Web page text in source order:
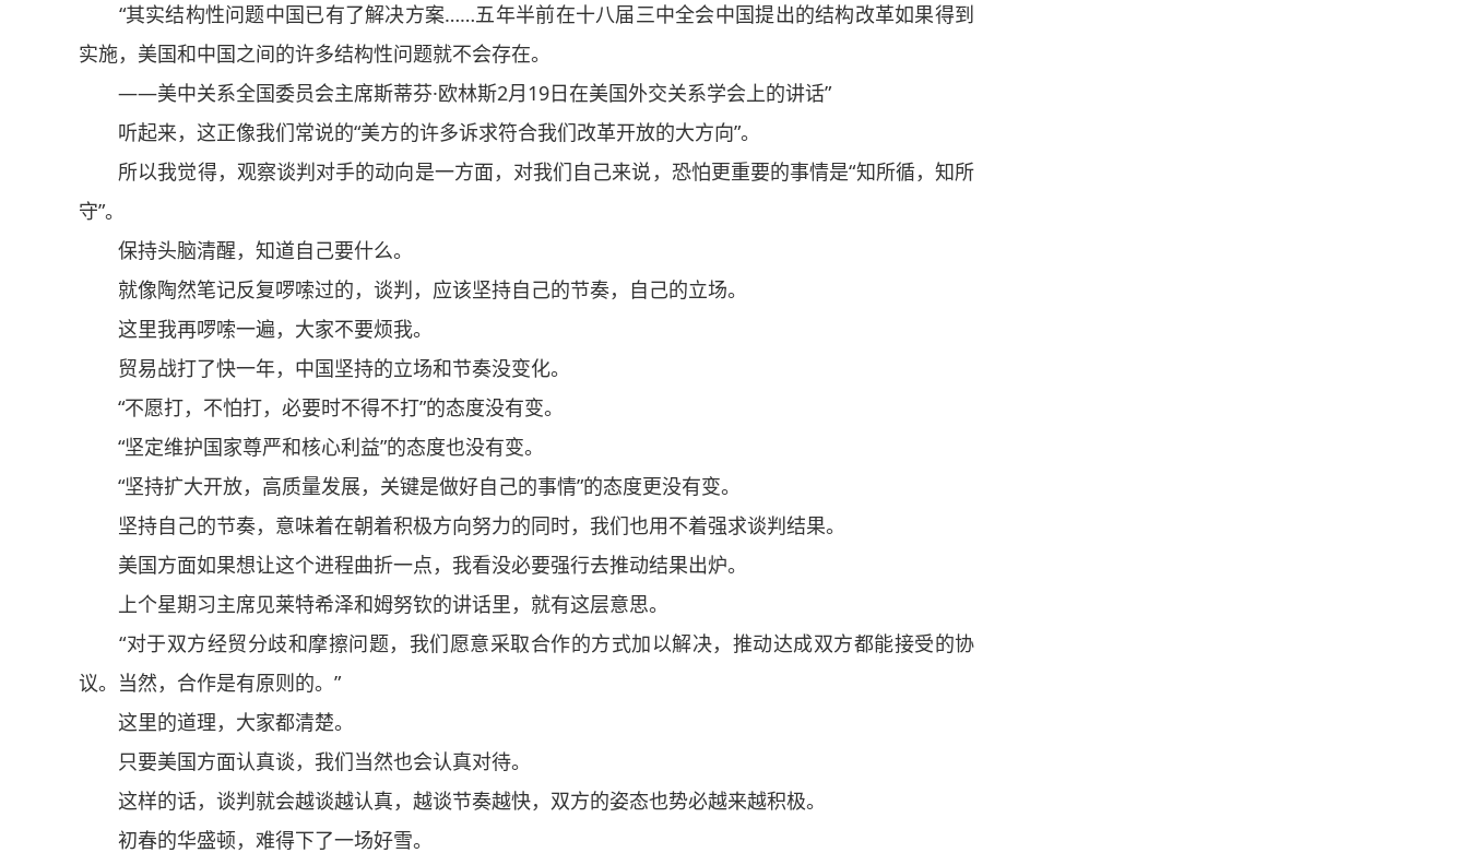
“其实结构性问题中国已有了解决方案……五年半前在十八届三中全会中国提出的结构改革如果得到
实施，美国和中国之间的许多结构性问题就不会存在。
——美中关系全国委员会主席斯蒂芬·欧林斯2月19日在美国外交关系学会上的讲话”
听起来，这正像我们常说的“美方的许多诉求符合我们改革开放的大方向”。
所以我觉得，观察谈判对手的动向是一方面，对我们自己来说，恐怕更重要的事情是“知所循，知所
守”。
保持头脑清醒，知道自己要什么。
就像陶然笔记反复啰嗦过的，谈判，应该坚持自己的节奏，自己的立场。
这里我再啰嗦一遍，大家不要烦我。
贸易战打了快一年，中国坚持的立场和节奏没变化。
“不愿打，不怕打，必要时不得不打”的态度没有变。
“坚定维护国家尊严和核心利益”的态度也没有变。
“坚持扩大开放，高质量发展，关键是做好自己的事情”的态度更没有变。
坚持自己的节奏，意味着在朝着积极方向努力的同时，我们也用不着强求谈判结果。
美国方面如果想让这个进程曲折一点，我看没必要强行去推动结果出炉。
上个星期习主席见莱特希泽和姆努钦的讲话里，就有这层意思。
“对于双方经贸分歧和摩擦问题，我们愿意采取合作的方式加以解决，推动达成双方都能接受的协
议。当然，合作是有原则的。”
这里的道理，大家都清楚。
只要美国方面认真谈，我们当然也会认真对待。
这样的话，谈判就会越谈越认真，越谈节奏越快，双方的姿态也势必越来越积极。
初春的华盛顿，难得下了一场好雪。